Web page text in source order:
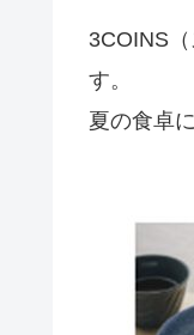
3COINS
す。
夏の食卓